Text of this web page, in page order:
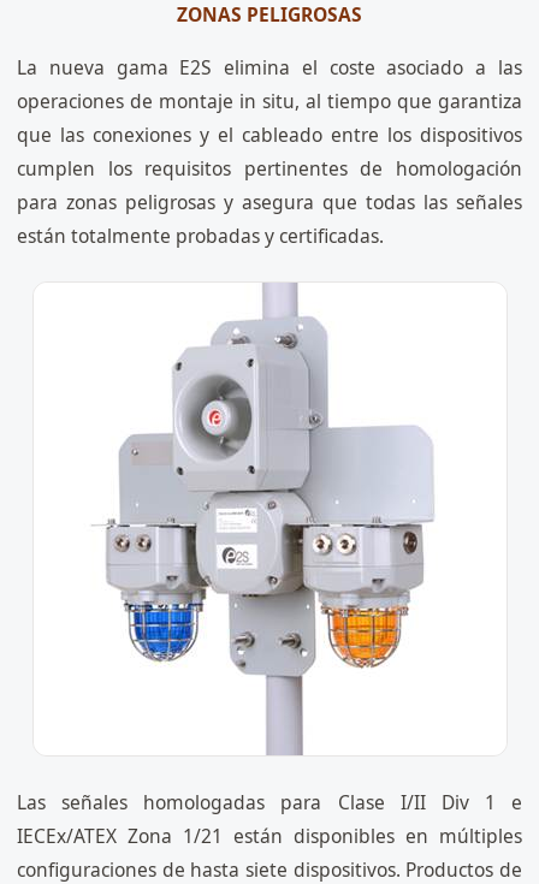
ZONAS PELIGROSAS
La nueva gama E2S elimina el coste asociado a las
operaciones de montaje in situ, al tiempo que garantiza
que las conexiones y el cableado entre los dispositivos
cumplen los requisitos pertinentes de homologación
para zonas peligrosas y asegura que todas las señales
están totalmente probadas y certificadas.
Las señales homologadas para Clase I/II Div 1 e
IECEx/ATEX Zona 1/21 están disponibles en múltiples
configuraciones de hasta siete dispositivos. Productos de